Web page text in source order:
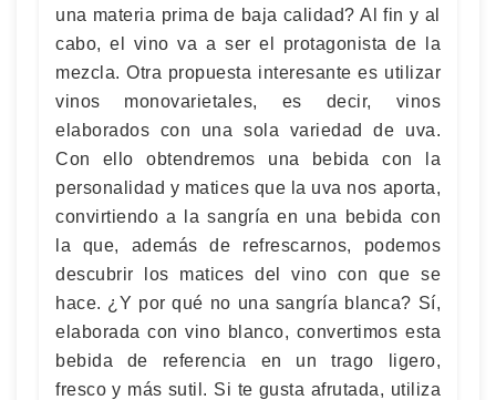
una materia prima de baja calidad? Al fin y al
cabo, el vino va a ser el protagonista de la
mezcla. Otra propuesta interesante es utilizar
vinos monovarietales, es decir, vinos
elaborados con una sola variedad de uva.
Con ello obtendremos una bebida con la
personalidad y matices que la uva nos aporta,
convirtiendo a la sangría en una bebida con
la que, además de refrescarnos, podemos
descubrir los matices del vino con que se
hace. ¿Y por qué no una sangría blanca? Sí,
elaborada con vino blanco, convertimos esta
bebida de referencia en un trago ligero,
fresco y más sutil. Si te gusta afrutada, utiliza